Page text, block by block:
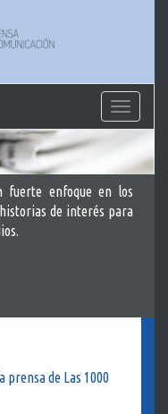
Menu
fuerte enfoque en los
de interés para
prensa de Las 1000